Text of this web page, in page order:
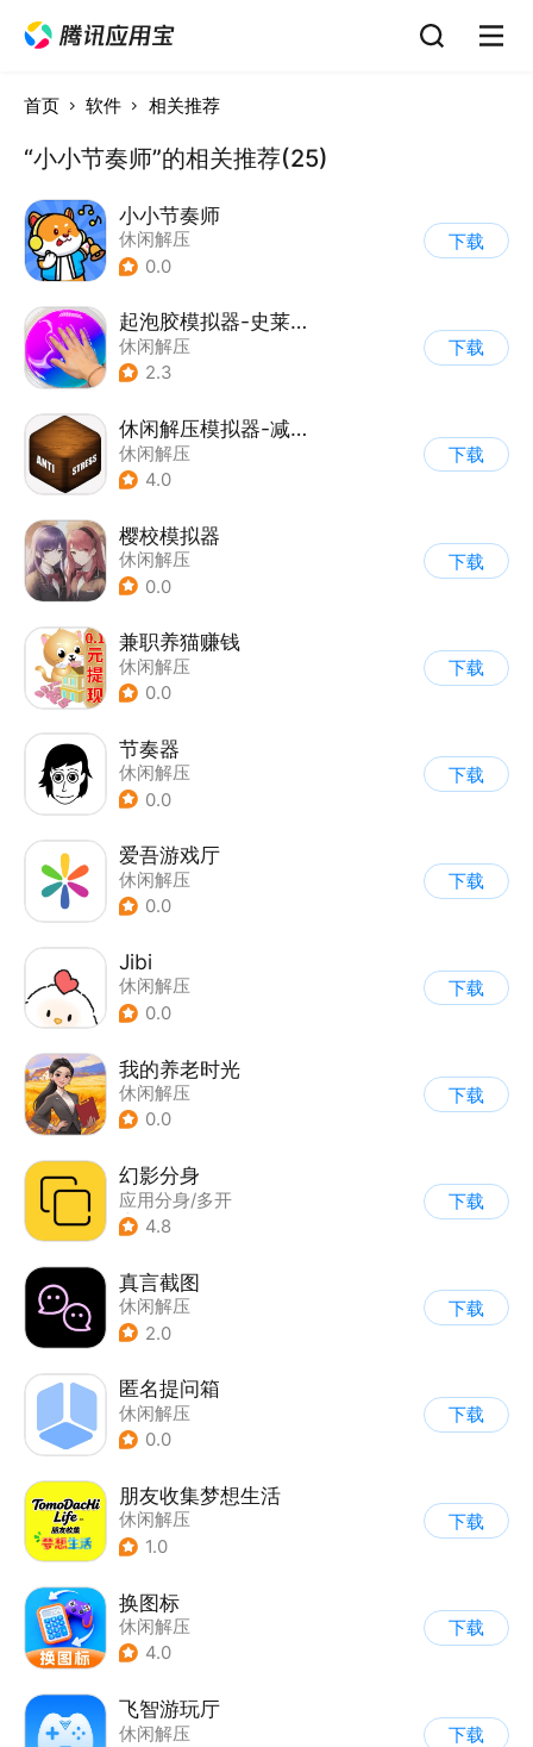
首页 软件 相关推荐
“小小节奏师”的相关推荐(25)
小小节奏师
休闲解压
0.0
下载
起泡胶模拟器-史莱姆
休闲解压
2.3
下载
休闲解压模拟器-减压屏幕
休闲解压
4.0
下载
樱校模拟器
休闲解压
0.0
下载
兼职养猫赚钱
休闲解压
0.0
下载
节奏器
休闲解压
0.0
下载
爱吾游戏厅
休闲解压
0.0
下载
Jibi
休闲解压
0.0
下载
我的养老时光
休闲解压
0.0
下载
幻影分身
应用分身/多开
| 休闲解压
4.8
下载
真言截图
休闲解压
2.0
下载
匿名提问箱
休闲解压
0.0
下载
朋友收集梦想生活
休闲解压
1.0
下载
换图标
休闲解压
4.0
下载
飞智游玩厅
休闲解压
下载